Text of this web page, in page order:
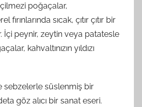
poğaçalar,
fırınlarında sıcak, çıtır çıtır bir
İçi peynir, zeytin veya patatesle
kahvaltınızın yıldızı
sebzelerle süslenmiş bir
göz alıcı bir sanat eseri.